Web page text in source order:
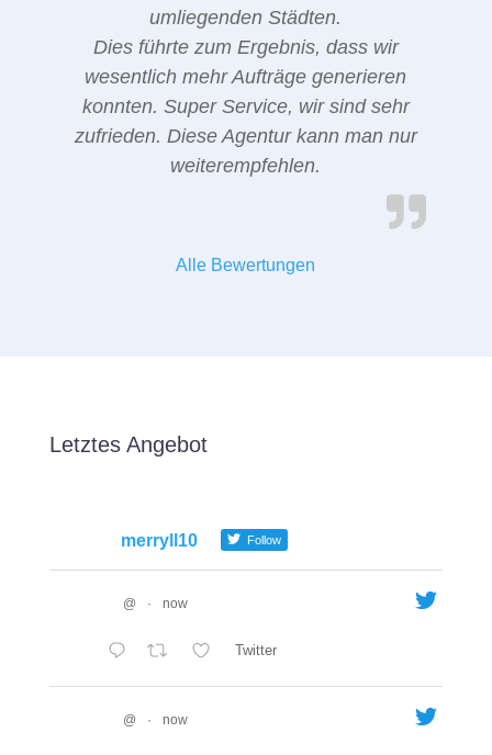
umliegenden Städten.
Dies führte zum Ergebnis, dass wir
wesentlich mehr Aufträge generieren
konnten. Super Service, wir sind sehr
zufrieden. Diese Agentur kann man nur
weiterempfehlen.
Alle Bewertungen
Letztes Angebot
merryll10 Follow
@ · now
Twitter
@ · now